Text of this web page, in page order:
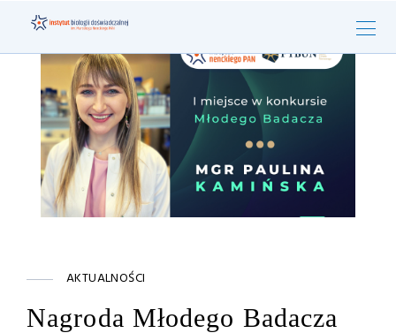
AKTUALNOŚCI
Nagroda Młodego Badacza